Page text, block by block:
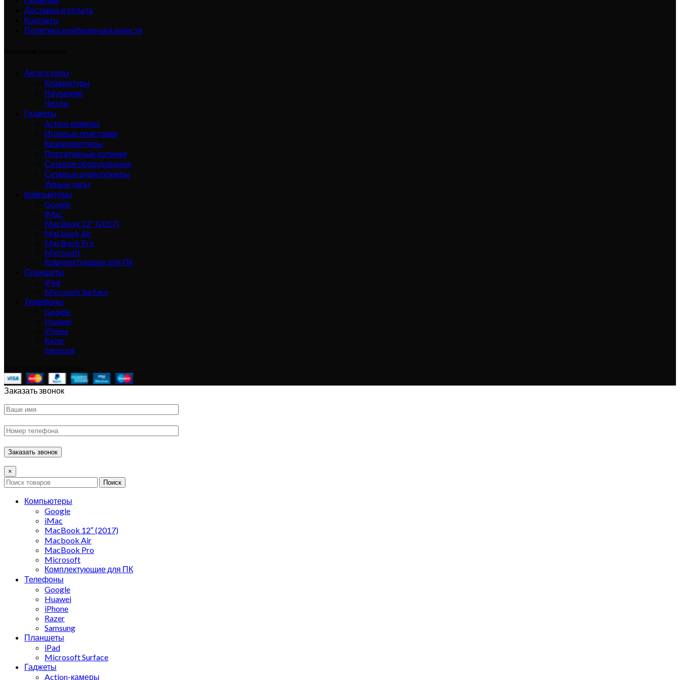
Доставка и оплата
Контакты
Политика конфиденциальности
Аксессуары
Клавиатуры
Наушники
Чехлы
Гаджеты
Action-камеры
Игровые приставки
Квадрокоптеры
Портативные колонки
Сетевое оборудование
Сетевые аудиоплееры
Умные часы
Компьютеры
Google
iMac
MacBook 12" (2017)
Macbook Air
MacBook Pro
Microsoft
Комплектующие для ПК
Планшеты
iPad
Microsoft Surface
Телефоны
Google
Huawei
iPhone
Razer
Samsung
Заказать звонок
×
Поиск
Компьютеры
Google
iMac
MacBook 12″ (2017)
Macbook Air
MacBook Pro
Microsoft
Комплектующие для ПК
Телефоны
Google
Huawei
iPhone
Razer
Samsung
Планшеты
iPad
Microsoft Surface
Гаджеты
Action-камеры